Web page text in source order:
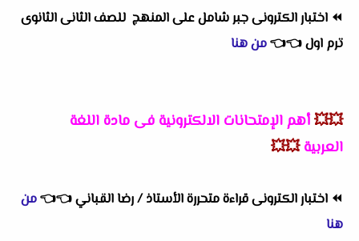
⏪ اختبار الكترونى جبر شامل على المنهج للصف الثانى الثانوى
ترم اول👈
👈من هنا
💥💥أهمالإمتحانات الالكترونية فى مادة اللغة
العربية 💥💥
⏪ اختبار الكترونى قراءة متحررة الأستاذ / رضا القباني👈
👈من
هنا